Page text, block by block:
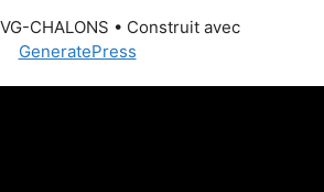
CHALONS • Construit avec
GeneratePress